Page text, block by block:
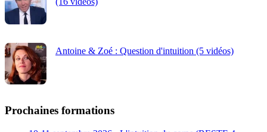
Antoine & Zoé : Question d'intuition (5 vidéos)
Prochaines formations